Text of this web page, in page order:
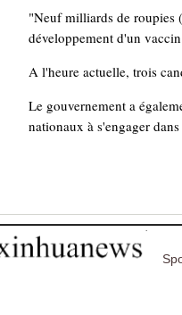
"Neuf milliards de roupies
développement d'un
A l'heure actuelle, trois
Le gouvernement a
nationaux à s'engager